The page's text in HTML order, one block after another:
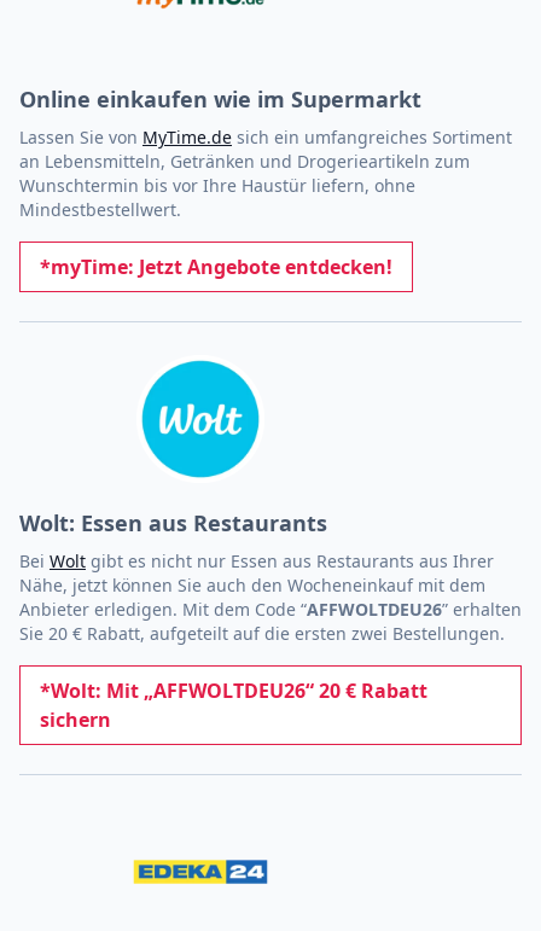
Online einkaufen wie im Supermarkt
Lassen Sie von MyTime.de sich ein umfangreiches Sortiment
an Lebensmitteln, Getränken und Drogerieartikeln zum
Wunschtermin bis vor Ihre Haustür liefern, ohne
Mindestbestellwert.
*myTime: Jetzt Angebote entdecken!
Wolt: Essen aus Restaurants
Bei Wolt gibt es nicht nur Essen aus Restaurants aus Ihrer
Nähe, jetzt können Sie auch den Wocheneinkauf mit dem
Anbieter erledigen. Mit dem Code “AFFWOLTDEU26” erhalten
Sie 20 € Rabatt, aufgeteilt auf die ersten zwei Bestellungen.
*Wolt: Mit „AFFWOLTDEU26“ 20 € Rabatt
sichern